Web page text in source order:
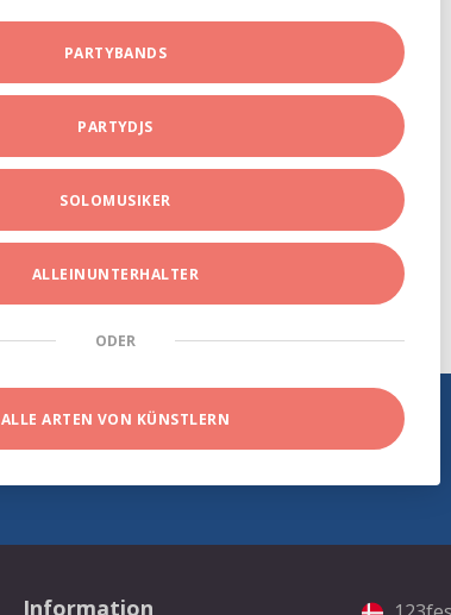
PARTYBANDS
PARTYDJS
SOLOMUSIKER
ALLEINUNTERHALTER
ODER
ALLE ARTEN VON KÜNSTLERN
Information